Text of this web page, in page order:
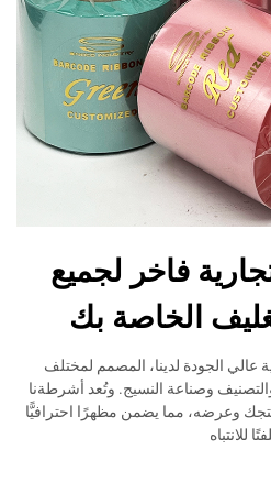
فاخر لجميع
الخاصة بك
عالي الجودة لدينا، المصمم لمختلف
وصناعة النسيج. وتُعد أشرطةنا
وعرضه، مما يضمن مظهرًا احترافيًّا
للانتباه